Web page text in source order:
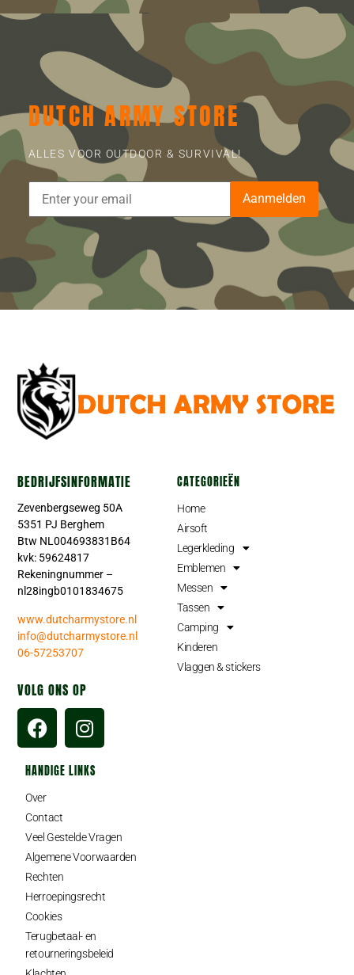
DUTCH ARMY STORE
ALLES VOOR OUTDOOR & SURVIVAL!
Aanmelden
BEDRIJFSINFORMATIE
Zevenbergseweg 50A
5351 PJ Berghem
Btw NL004693831B64
kvk: 59624817
Rekeningnummer –
nl28ingb0101834675
www.dutcharmystore.nl
info@dutcharmystore.nl
06-57253707
VOLG ONS OP
CATEGORIEËN
Home
Airsoft
Legerkleding
Emblemen
Messen
Tassen
Camping
Kinderen
Vlaggen & stickers
HANDIGE LINKS
Over
Contact
Veel Gestelde Vragen
Algemene Voorwaarden
Rechten
Herroepingsrecht
Cookies
Terugbetaal- en
retourneringsbeleid